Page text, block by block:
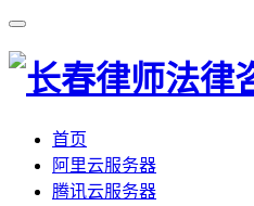
首页
阿里云服务器
腾讯云服务器